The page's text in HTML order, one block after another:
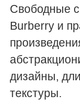
Свободные
Burberry и
дизайны,
текстуры.